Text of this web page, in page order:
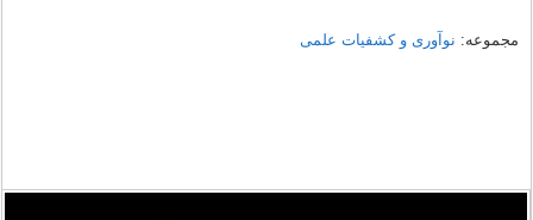
مجموعه: نوآوری و کشفیات علمی